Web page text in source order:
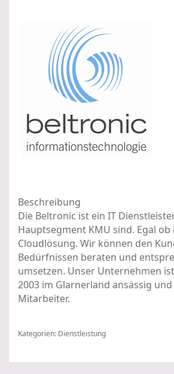
Beschreibung
Die Beltronic ist ein IT
Hauptsegment KMU sind. Egal
Cloudlösung. Wir können den
Bedürfnissen beraten und
umsetzen. Unser Unternehmen
2003 im Glarnerland ansässig
Mitarbeiter.
Kategorien: Dienstleistung